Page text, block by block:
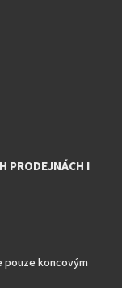
PRODEJNÁCH I
pouze koncovým